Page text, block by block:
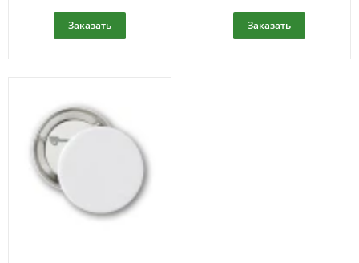
Заказать Заказать